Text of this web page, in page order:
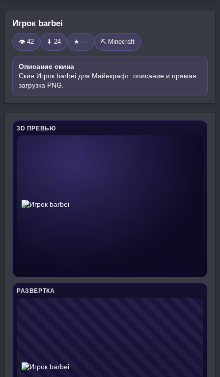
Игрок barbei
👁 42 ⬇ 24 ★ — ⛏️ Minecraft
Описание скина
Скин Игрок barbei для Майнкрафт: описание и прямая
загрузка PNG.
3D ПРЕВЬЮ
РАЗВЕРТКА